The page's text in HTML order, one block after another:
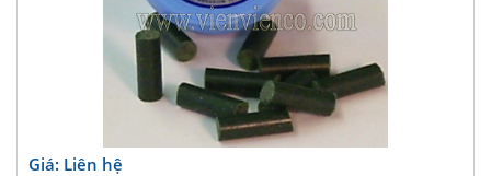
Giá: Liên hệ